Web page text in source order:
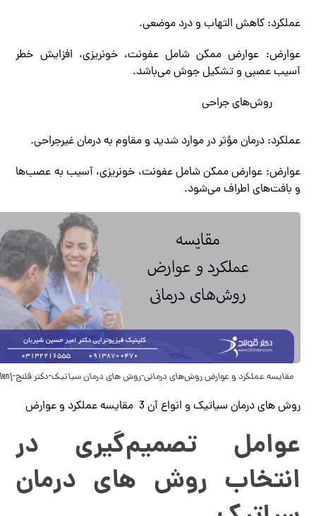
عملکرد: کاهش التهاب و درد موضعی.
عوارض: عوارض ممکن شامل عفونت، خونریزی، افزایش خطر
آسیب عصبی و تشکیل جوش می‌باشد.
روش‌های جراحی
عملکرد: درمان مؤثر در موارد شدید و مقاوم به درمان غیرجراحی.
عوارض: عوارض ممکن شامل عفونت، خونریزی، آسیب به عصب‌ها
و بافت‌های اطراف می‌شود.
مقایسه عملکرد و عوارض روش‌های درمانی-روش های درمان سیاتیک-دکتر قلنج-Drgholenj
روش های درمان سیاتیک و انواع آن 3 مقایسه عملکرد و عوارض
عوامل تصمیم‌گیری در
انتخاب روش های درمان